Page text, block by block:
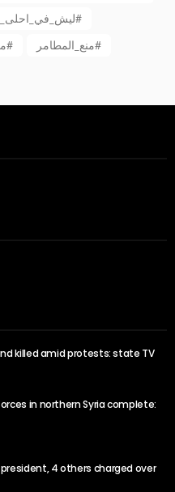
ليش_في_احلى_من_خرا_لبنان#
من_اجل_لبنان_جديد# منع_المطامر#
killed amid protests: state TV
in northern Syria complete:
president, 4 others charged over